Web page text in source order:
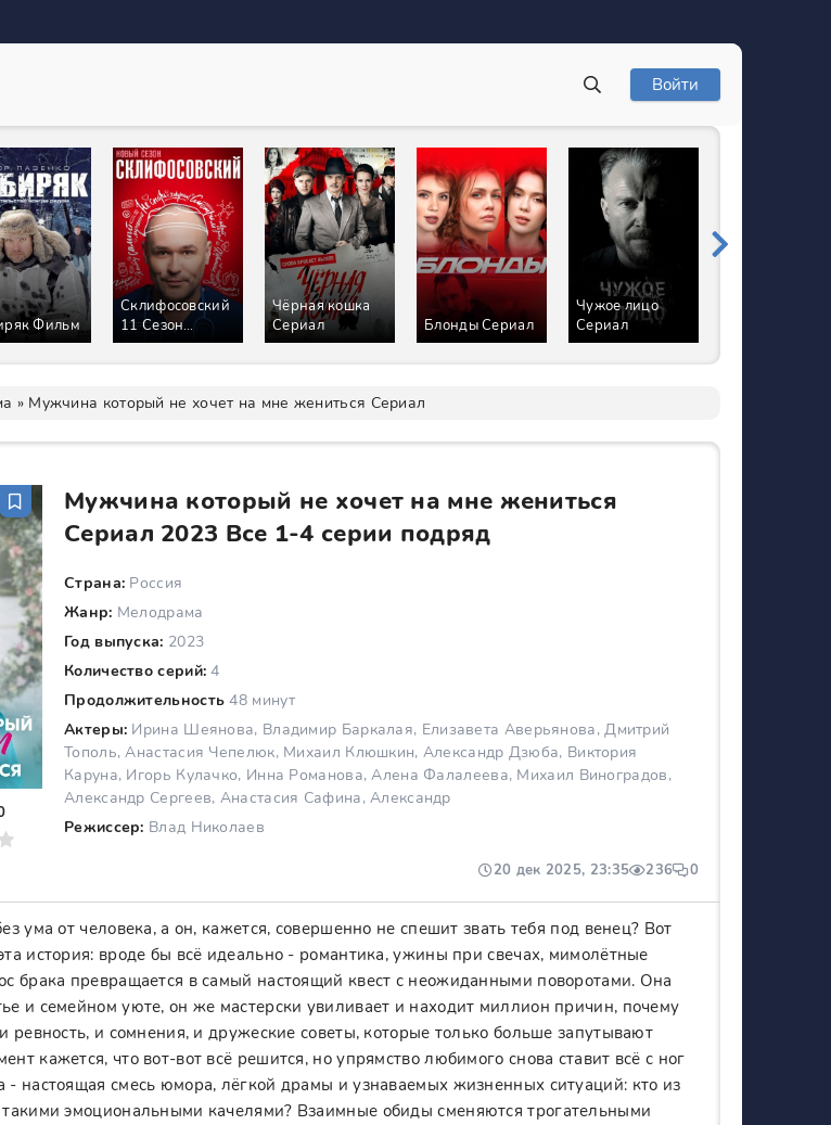
Войти
Фильм
Склифосовский
11 Сезон
Сериал
Чёрная кошка
Сериал
Блонды Сериал
Чужое лицо
Сериал
» Мужчина который не хочет на мне жениться Сериал
Мужчина который не хочет на мне жениться
Сериал 2023 Все 1-4 серии подряд
Страна: Россия
Жанр: Мелодрама
Год выпуска: 2023
Количество серий: 4
Продолжительность 48 минут
Актеры: Ирина Шеянова, Владимир Баркалая, Елизавета Аверьянова, Дмитрий
Тополь, Анастасия Чепелюк, Михаил Клюшкин, Александр Дзюба, Виктория
Каруна, Игорь Кулачко, Инна Романова, Алена Фалалеева, Михаил Виноградов,
Александр Сергеев, Анастасия Сафина, Александр
Режиссер: Влад Николаев
20 дек 2025, 23:35 236 0
ума от человека, а он, кажется, совершенно не спешит звать тебя под венец? Вот
история: вроде бы всё идеально - романтика, ужины при свечах, мимолётные
брака превращается в самый настоящий квест с неожиданными поворотами. Она
и семейном уюте, он же мастерски увиливает и находит миллион причин, почему
ревность, и сомнения, и дружеские советы, которые только больше запутывают
кажется, что вот-вот всё решится, но упрямство любимого снова ставит всё с ног
- настоящая смесь юмора, лёгкой драмы и узнаваемых жизненных ситуаций: кто из
такими эмоциональными качелями? Взаимные обиды сменяются трогательными